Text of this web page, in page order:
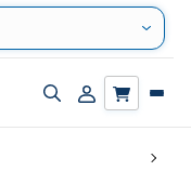
Zapnout/vypnout
Přihlásit/